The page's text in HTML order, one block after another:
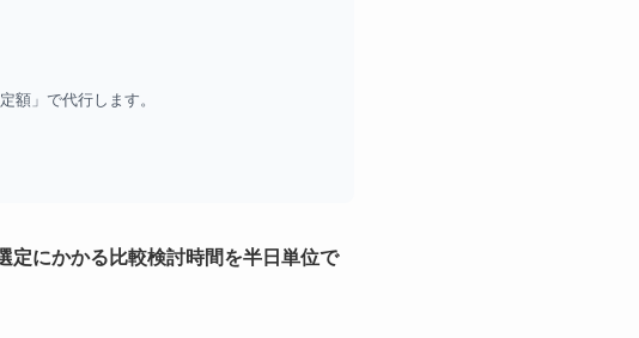
額」で代行します。
にかかる比較検討時間を半日単位で